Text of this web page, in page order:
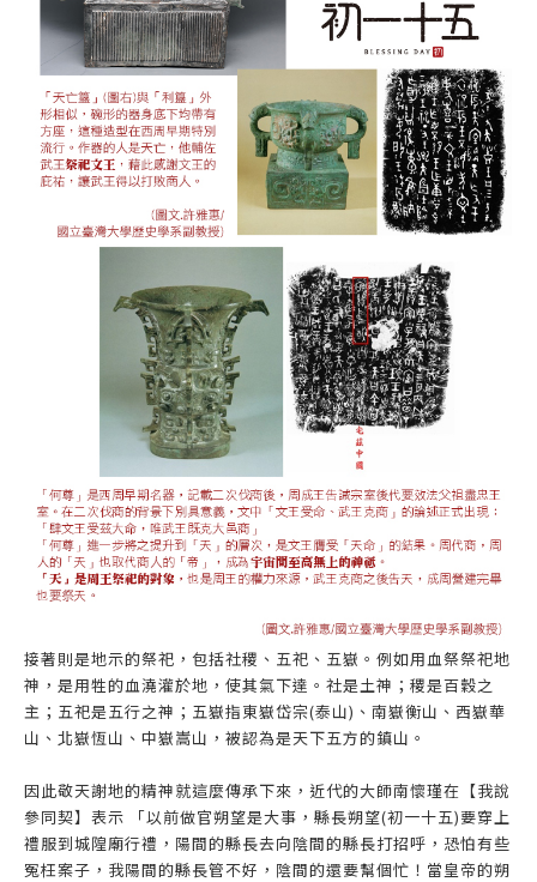
接著則是地示的祭祀，包括社稷、五祀、五嶽。例如用血祭祭祀地
神，是用牲的血澆灌於地，使其氣下達。社是土神；稷是百穀之
主；五祀是五行之神；五嶽指東嶽岱宗(泰山)、南嶽衡山、西嶽華
山、北嶽恆山、中嶽嵩山，被認為是天下五方的鎮山。
因此敬天謝地的精神就這麼傳承下來，近代的大師南懷瑾在【我說
參同契】表示 「以前做官朔望是大事，縣長朔望(初一十五)要穿上
禮服到城隍廟行禮，陽間的縣長去向陰間的縣長打招呼，恐怕有些
冤枉案子，我陽間的縣長管不好，陰間的還要幫個忙！當皇帝的朔